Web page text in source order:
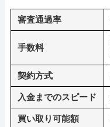
審査通過率
手数料
契約方式
入金までのスピード
買い取り可能額